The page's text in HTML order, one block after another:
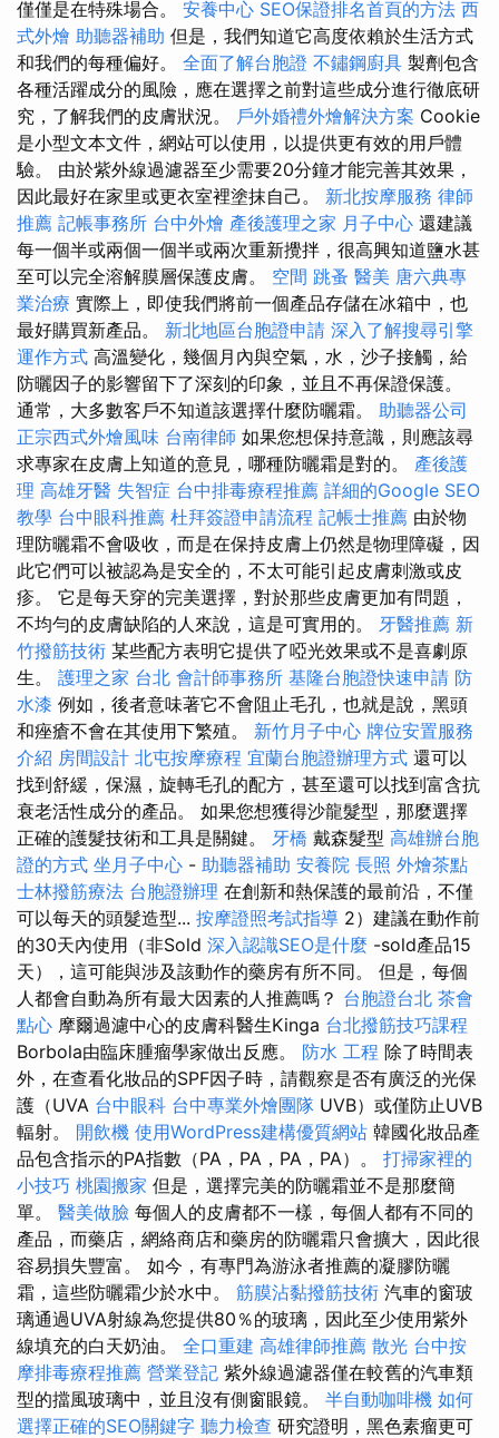
僅僅是在特殊場合。 安養中心 SEO保證排名首頁的方法 西
式外燴 助聽器補助 但是，我們知道它高度依賴於生活方式
和我們的每種偏好。 全面了解台胞證 不鏽鋼廚具 製劑包含
各種活躍成分的風險，應在選擇之前對這些成分進行徹底研
究，了解我們的皮膚狀況。 戶外婚禮外燴解決方案 Cookie
是小型文本文件，網站可以使用，以提供更有效的用戶體
驗。 由於紫外線過濾器至少需要20分鐘才能完善其效果，
因此最好在家里或更衣室裡塗抹自己。 新北按摩服務 律師
推薦 記帳事務所 台中外燴 產後護理之家 月子中心 還建議
每一個半或兩個一個半或兩次重新攪拌，很高興知道鹽水甚
至可以完全溶解膜層保護皮膚。 空間 跳蚤 醫美 唐六典專
業治療 實際上，即使我們將前一個產品存儲在冰箱中，也
最好購買新產品。 新北地區台胞證申請 深入了解搜尋引擎
運作方式 高溫變化，幾個月內與空氣，水，沙子接觸，給
防曬因子的影響留下了深刻的印象，並且不再保證保護。
通常，大多數客戶不知道該選擇什麼防曬霜。 助聽器公司
正宗西式外燴風味 台南律師 如果您想保持意識，則應該尋
求專家在皮膚上知道的意見，哪種防曬霜是對的。 產後護
理 高雄牙醫 失智症 台中排毒療程推薦 詳細的Google SEO
教學 台中眼科推薦 杜拜簽證申請流程 記帳士推薦 由於物
理防曬霜不會吸收，而是在保持皮膚上仍然是物理障礙，因
此它們可以被認為是安全的，不太可能引起皮膚刺激或皮
疹。 它是每天穿的完美選擇，對於那些皮膚更加有問題，
不均勻的皮膚缺陷的人來說，這是可實用的。 牙醫推薦 新
竹撥筋技術 某些配方表明它提供了啞光效果或不是喜劇原
生。 護理之家 台北 會計師事務所 基隆台胞證快速申請 防
水漆 例如，後者意味著它不會阻止毛孔，也就是說，黑頭
和痤瘡不會在其使用下繁殖。 新竹月子中心 牌位安置服務
介紹 房間設計 北屯按摩療程 宜蘭台胞證辦理方式 還可以
找到舒緩，保濕，旋轉毛孔的配方，甚至還可以找到富含抗
衰老活性成分的產品。 如果您想獲得沙龍髮型，那麼選擇
正確的護髮技術和工具是關鍵。 牙橋 戴森髮型 高雄辦台胞
證的方式 坐月子中心 - 助聽器補助 安養院 長照 外燴茶點
士林撥筋療法 台胞證辦理 在創新和熱保護的最前沿，不僅
可以每天的頭髮造型... 按摩證照考試指導 2）建議在動作前
的30天內使用（非Sold 深入認識SEO是什麼 -sold產品15
天），這可能與涉及該動作的藥房有所不同。 但是，每個
人都會自動為所有最大因素的人推薦嗎？ 台胞證台北 茶會
點心 摩爾過濾中心的皮膚科醫生Kinga 台北撥筋技巧課程
Borbola由臨床腫瘤學家做出反應。 防水 工程 除了時間表
外，在查看化妝品的SPF因子時，請觀察是否有廣泛的光保
護（UVA 台中眼科 台中專業外燴團隊 UVB）或僅防止UVB
輻射。 開飲機 使用WordPress建構優質網站 韓國化妝品產
品包含指示的PA指數（PA，PA，PA，PA）。 打掃家裡的
小技巧 桃園搬家 但是，選擇完美的防曬霜並不是那麼簡
單。 醫美做臉 每個人的皮膚都不一樣，每個人都有不同的
產品，而藥店，網絡商店和藥房的防曬霜只會擴大，因此很
容易損失豐富。 如今，有專門為游泳者推薦的凝膠防曬
霜，這些防曬霜少於水中。 筋膜沾黏撥筋技術 汽車的窗玻
璃通過UVA射線為您提供80％的玻璃，因此至少使用紫外
線填充的白天奶油。 全口重建 高雄律師推薦 散光 台中按
摩排毒療程推薦 營業登記 紫外線過濾器僅在較舊的汽車類
型的擋風玻璃中，並且沒有側窗眼鏡。 半自動咖啡機 如何
選擇正確的SEO關鍵字 聽力檢查 研究證明，黑色素瘤更可